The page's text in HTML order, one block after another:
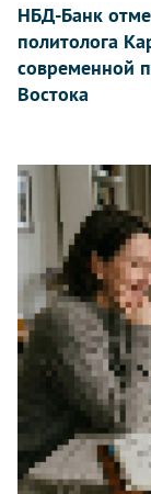
НБД-Банк
политолога
современной
Востока